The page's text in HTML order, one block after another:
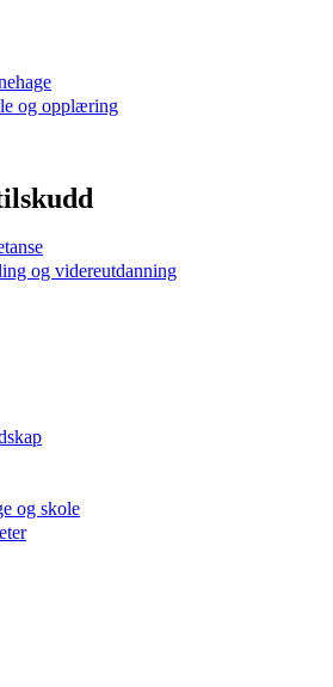
og opplæring
og videreutdanning
og skole